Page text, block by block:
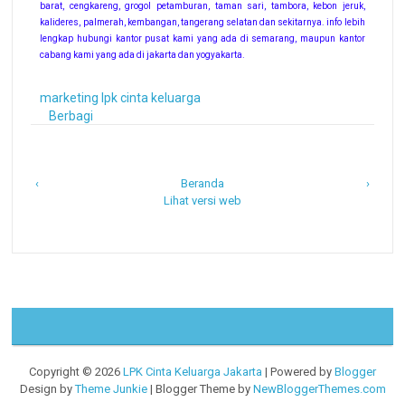
barat, cengkareng, grogol petamburan, taman sari, tambora, kebon jeruk,
kalideres, palmerah, kembangan, tangerang selatan dan sekitarnya. info lebih
lengkap hubungi kantor pusat kami yang ada di semarang, maupun kantor
cabang kami yang ada di jakarta dan yogyakarta.
marketing lpk cinta keluarga
Berbagi
‹ ›
Beranda
Lihat versi web
Copyright © 2026 LPK Cinta Keluarga Jakarta | Powered by Blogger
Design byTheme Junkie| Blogger Theme by NewBloggerThemes.com